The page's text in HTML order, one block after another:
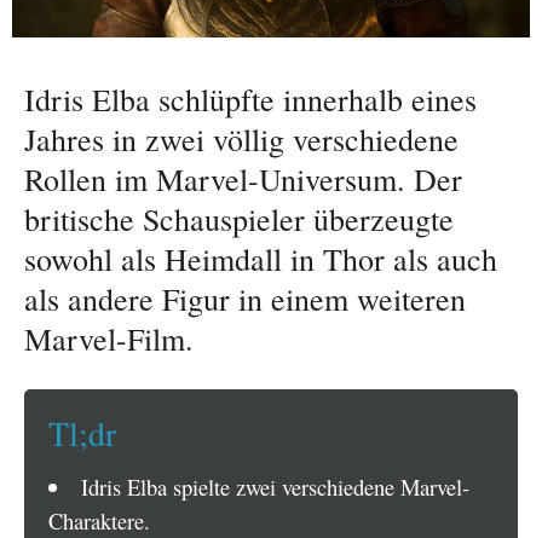
Idris Elba schlüpfte innerhalb eines
Jahres in zwei völlig verschiedene
Rollen im Marvel-Universum. Der
britische Schauspieler überzeugte
sowohl als Heimdall in Thor als auch
als andere Figur in einem weiteren
Marvel-Film.
Tl;dr
Idris Elba spielte zwei verschiedene Marvel-
Charaktere.